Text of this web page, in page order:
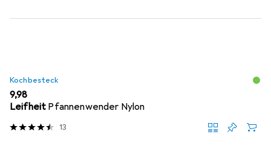
Kochbesteck
EUR
9,98
Leifheit Pfannenwender Nylon
13